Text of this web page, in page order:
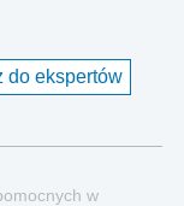
do ekspertów
w